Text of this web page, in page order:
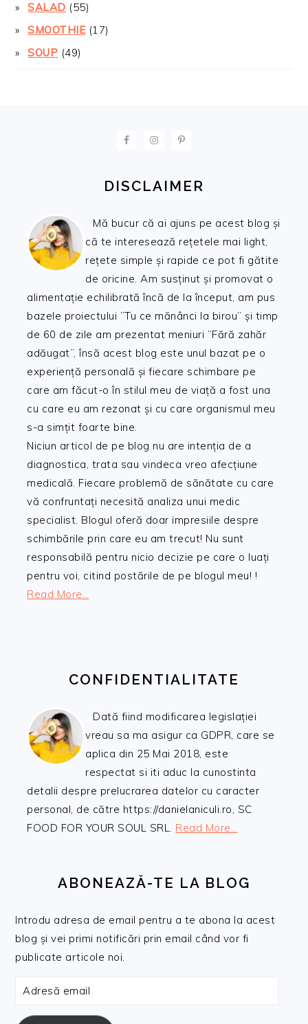
SALAD (55)
SMOOTHIE(17)
SOUP (49)
DISCLAIMER
Mă bucur că ai ajuns pe acest blog și
că te interesează rețetele mai light,
rețete simple și rapide ce pot fi gătite
de oricine. Am susținut și promovat o
alimentație echilibrată încă de la început, am pus
bazele proiectului ”Tu ce mănânci la birou” și timp
de 60 de zile am prezentat meniuri ”Fără zahăr
adăugat”, însă acest blog este unul bazat pe o
experiență personală și fiecare schimbare pe
care am făcut-o în stilul meu de viață a fost una
cu care eu am rezonat și cu care organismul meu
s-a simțit foarte bine.
Niciun articol de pe blog nu are intenția de a
diagnostica, trata sau vindeca vreo afecțiune
medicală. Fiecare problemă de sănătate cu care
vă confruntați necesită analiza unui medic
specialist. Blogul oferă doar impresiile despre
schimbările prin care eu am trecut! Nu sunt
responsabilă pentru nicio decizie pe care o luați
pentru voi, citind postările de pe blogul meu! !
Read More…
CONFIDENTIALITATE
Dată fiind modificarea legislației
vreau sa ma asigur ca GDPR, care se
aplica din 25 Mai 2018, este
respectat si iti aduc la cunostinta
detalii despre prelucrarea datelor cu caracter
personal, de către https://danielaniculi.ro, SC
FOOD FOR YOUR SOUL SRL. Read More…
ABONEAZĂ-TE LA BLOG
Introdu adresa de email pentru a te abona la acest
blog și vei primi notificări prin email când vor fi
publicate articole noi.
Adresă